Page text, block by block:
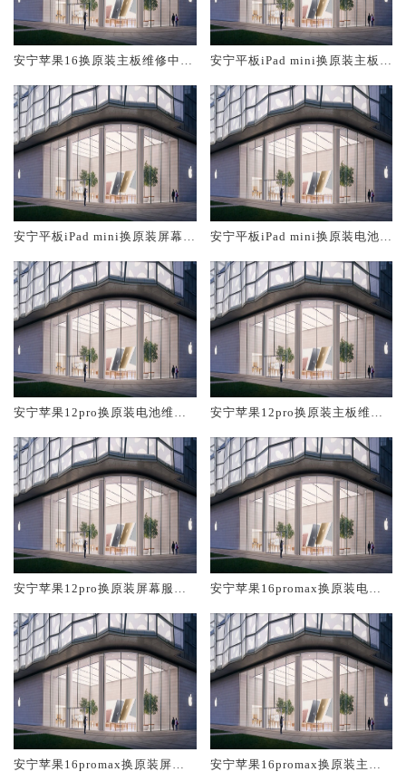
安宁苹果16换原装主板维修中心
安宁平板iPad mini换原装主板维
安宁平板iPad mini换原装屏幕服
安宁平板iPad mini换原装电池维
安宁苹果12pro换原装电池维修
安宁苹果12pro换原装主板维修
安宁苹果12pro换原装屏幕服务
安宁苹果16promax换原装电池
安宁苹果16promax换原装屏幕
安宁苹果16promax换原装主板